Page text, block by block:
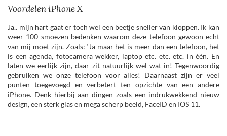
Voordelen iPhone X
Ja.. mijn hart gaat er toch wel een beetje sneller van kloppen. Ik kan
weer 100 smoezen bedenken waarom deze telefoon gewoon echt
van mij moet zijn. Zoals: ‘Ja maar het is meer dan een telefoon, het
is een agenda, fotocamera wekker, laptop etc. etc. etc. in één. En
laten we eerlijk zijn, daar zit natuurlijk wel wat in! Tegenwoordig
gebruiken we onze telefoon voor alles! Daarnaast zijn er veel
punten toegevoegd en verbetert ten opzichte van een andere
iPhone. Denk hierbij aan dingen zoals een indrukwekkend nieuw
design, een sterk glas en mega scherp beeld, FaceID en IOS 11.